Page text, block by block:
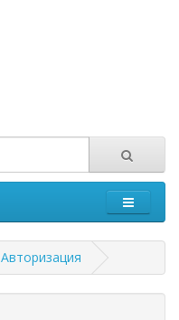
Авторизация